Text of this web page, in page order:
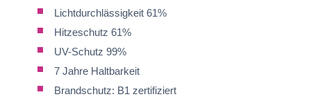
Lichtdurchlässigkeit 61%
Hitzeschutz 61%
UV-Schutz 99%
7 Jahre Haltbarkeit
Brandschutz: B1 zertifiziert